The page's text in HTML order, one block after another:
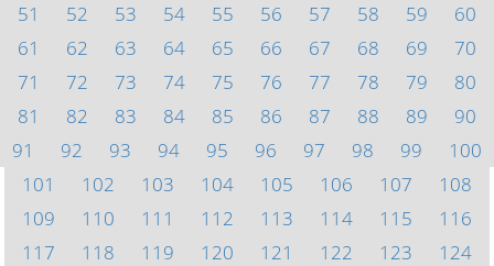
51
52 53 54 55 56 57 58 59
60
61
62 63 64 65 66 67 68 69
70
71
72 73 74 75 76 77 78 79
80
81
82 83 84 85 86 87 88 89
90
91
92 93 94 95 96 97 98 99
100
101
102 103 104 105 106 107
108
109
110 111 112 113 114 115
116
117
118 119 120 121 122 123
124